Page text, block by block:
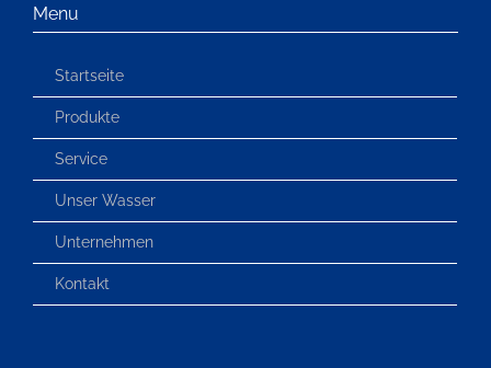
Menu
Startseite
Produkte
Service
Unser Wasser
Unternehmen
Kontakt